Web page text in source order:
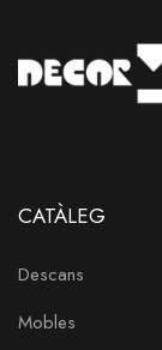
CATÀLEG
Descans
Mobles